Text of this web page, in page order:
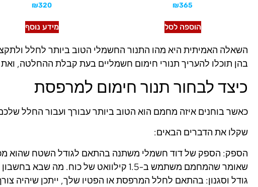
₪365
הוספה לסל
₪320
מידע נוסף
השאלה האמיתית היא מהו התנור החשמלי הטוב ביותר לחלל
בהן תוכלו להעריך תנורי חימום חשמליים בעת קבלת ההחלטה,
כיצד לבחור תנור חימום למרפסת
כאשר בוחנים איזה מחמם הוא הטוב ביותר עבורך ועבור החלל
שקלו את הדברים הבאים:
שאומר שהמחמם משתמש ב-1.5 קילוואט של כוח. מה שבא בחשבון הוא התחשבות בעלויות השירות של תנורי חימום חשמליים.
גודל וסגנון: בהתאם לחלל המרפסת או הפטיו שלך, ייתכן שיהיה